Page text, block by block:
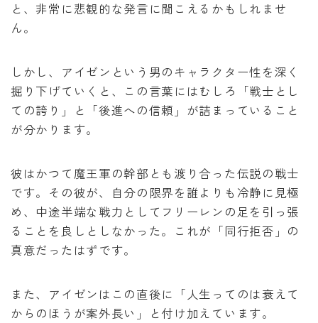
と、非常に悲観的な発言に聞こえるかもしれませ
ん。
しかし、アイゼンという男のキャラクター性を深く
掘り下げていくと、この言葉にはむしろ「戦士とし
ての誇り」と「後進への信頼」が詰まっていること
が分かります。
彼はかつて魔王軍の幹部とも渡り合った伝説の戦士
です。その彼が、自分の限界を誰よりも冷静に見極
め、中途半端な戦力としてフリーレンの足を引っ張
ることを良しとしなかった。これが「同行拒否」の
真意だったはずです。
また、アイゼンはこの直後に「人生ってのは衰えて
からのほうが案外長い」と付け加えています。